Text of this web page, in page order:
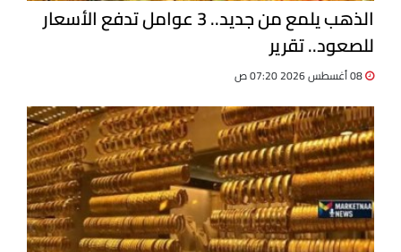
الذهب يلمع من جديد.. 3 عوامل تدفع الأسعار
للصعود.. تقرير